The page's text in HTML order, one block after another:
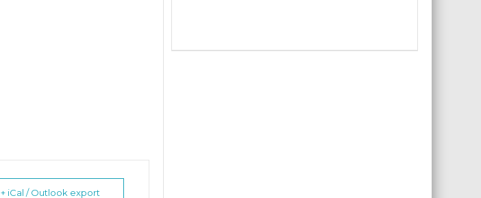
+ iCal / Outlook export